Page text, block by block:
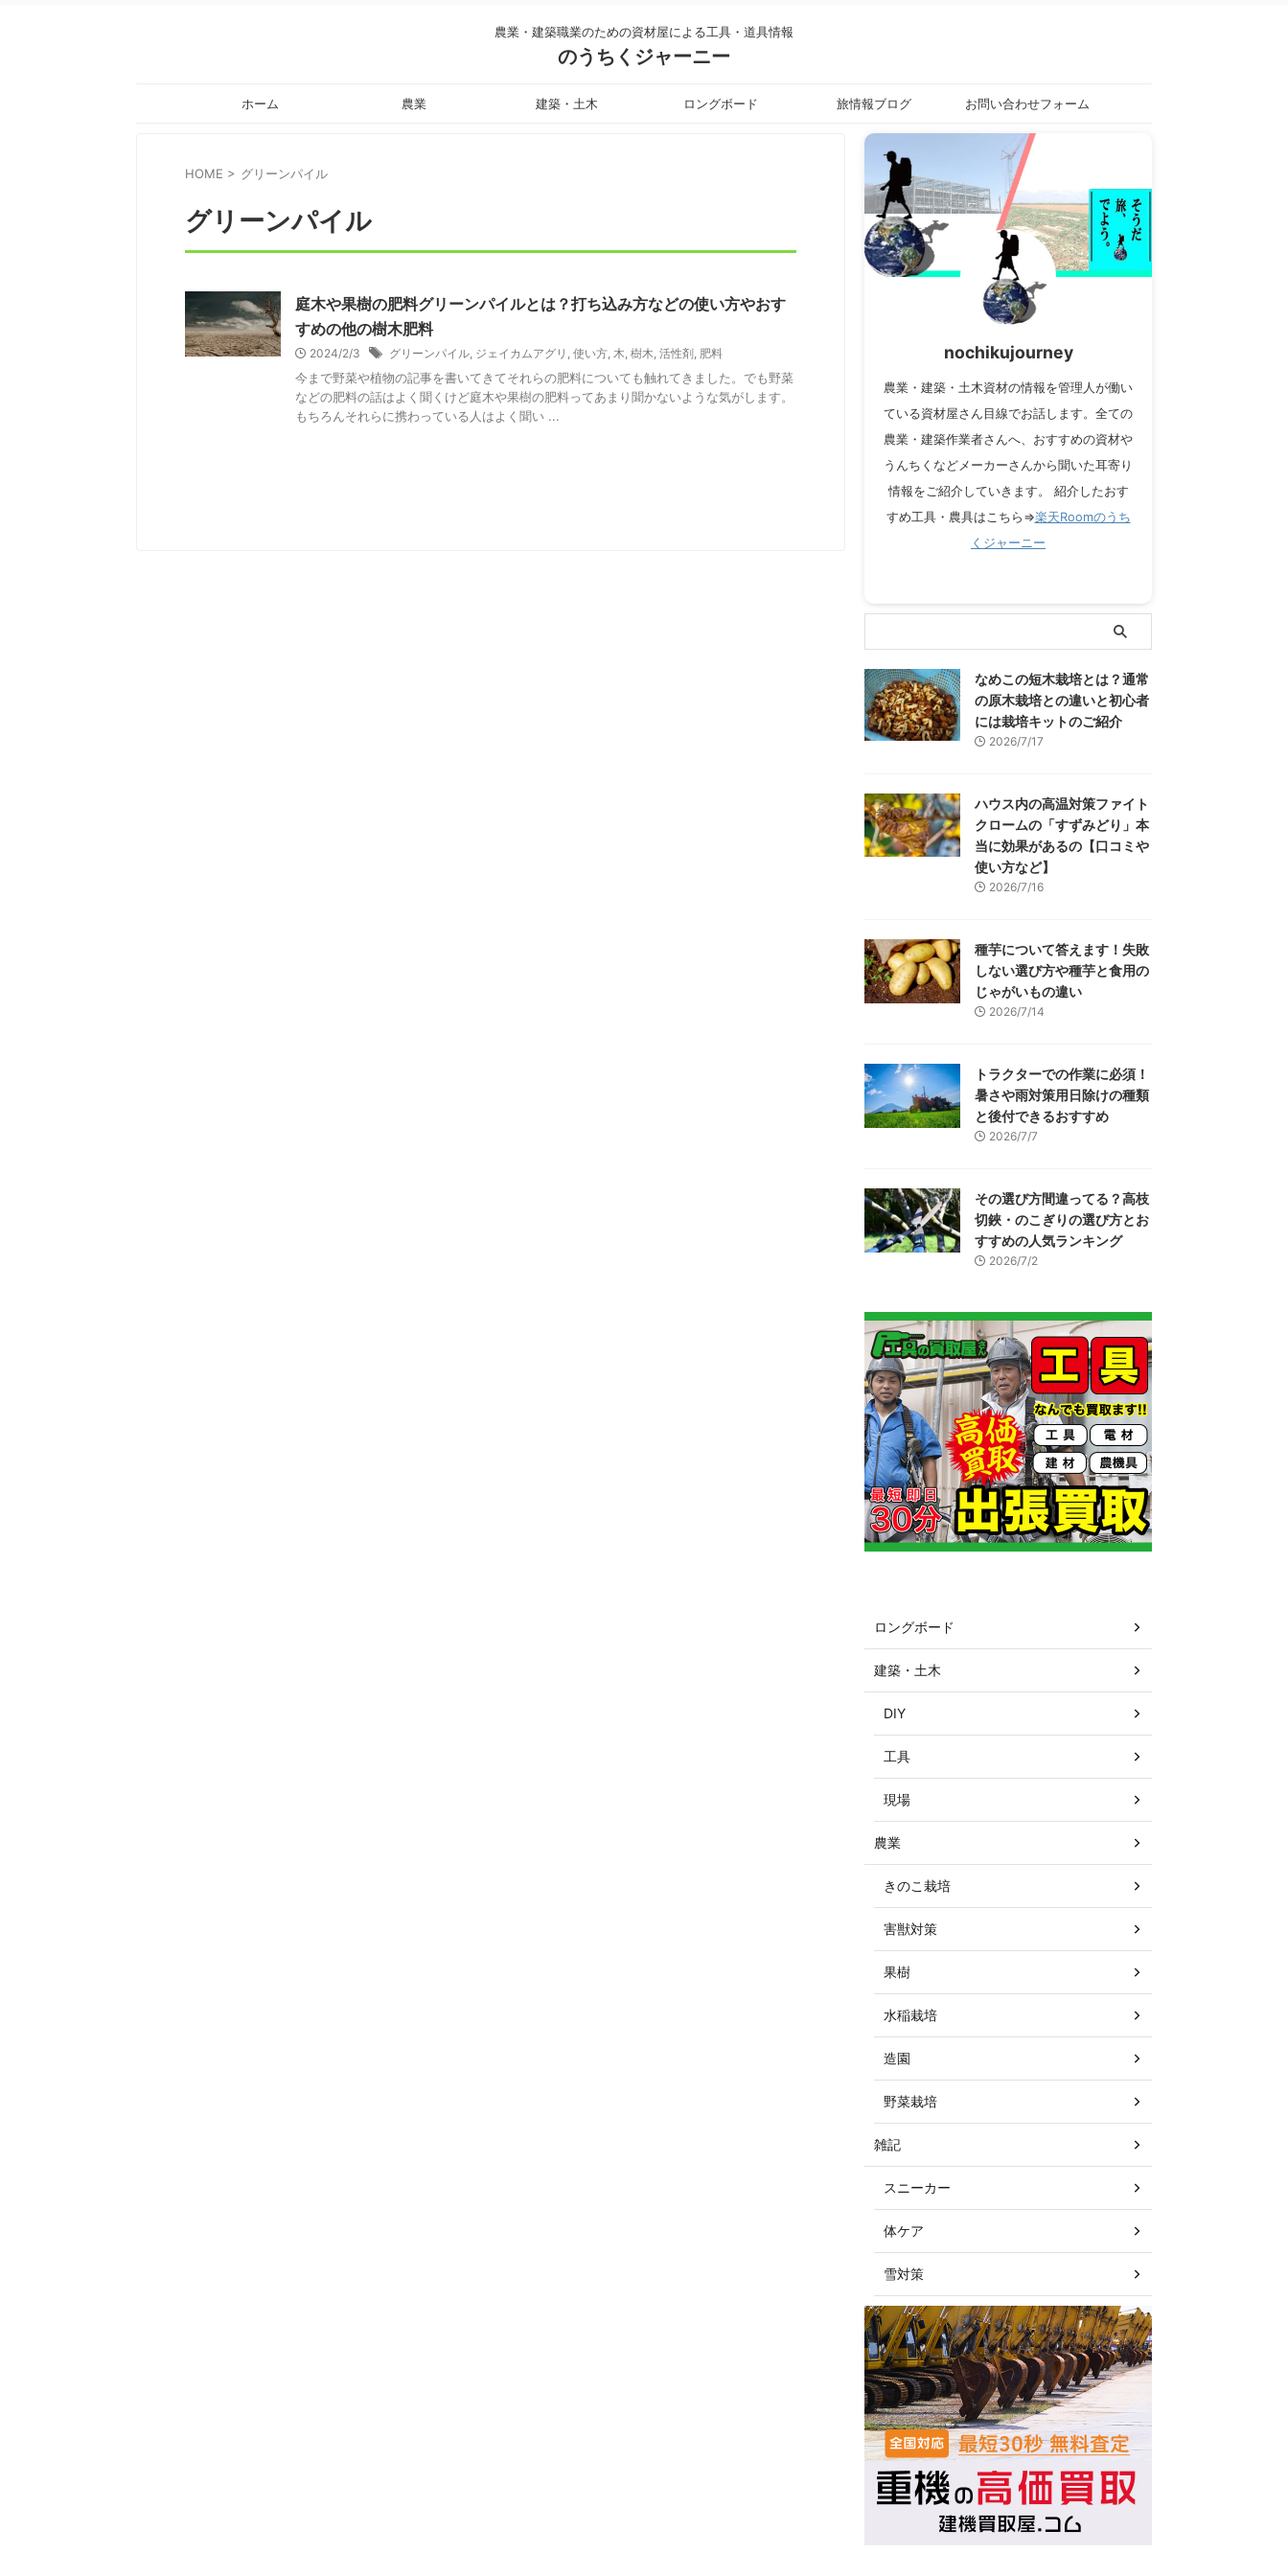
農業・建築職業のための資材屋による工具・道具情報
のうちくジャーニー
ホーム 農業 建築・土木 ロングボード 旅情報ブログ お問い合わせフォーム
HOME > グリーンパイル
グリーンパイル
庭木や果樹の肥料グリーンパイルとは？打ち込み方などの使い方やおす
すめの他の樹木肥料
2024/2/3 グリーンパイル, ジェイカムアグリ , 使い方, 木, 樹木, 活性剤, 肥料
今まで野菜や植物の記事を書いてきてそれらの肥料についても触れてきました。でも野菜
などの肥料の話はよく聞くけど庭木や果樹の肥料ってあまり聞かないような気がします。
もちろんそれらに携わっている人はよく聞い ...
nochikujourney
農業・建築・土木資材の情報を管理人が働い
ている資材屋さん目線でお話します。全ての
農業・建築作業者さんへ、おすすめの資材や
うんちくなどメーカーさんから聞いた耳寄り
情報をご紹介していきます。 紹介したおす
すめ工具・農具はこちら⇒楽天Roomのうち
くジャーニー
なめこの短木栽培とは？通常
の原木栽培との違いと初心者
には栽培キットのご紹介
2026/7/17
ハウス内の高温対策ファイト
クロームの「すずみどり」本
当に効果があるの【口コミや
使い方など】
2026/7/16
種芋について答えます！失敗
しない選び方や種芋と食用の
じゃがいもの違い
2026/7/14
トラクターでの作業に必須！
暑さや雨対策用日除けの種類
と後付できるおすすめ
2026/7/7
その選び方間違ってる？高枝
切鋏・のこぎりの選び方とお
すすめの人気ランキング
2026/7/2
ロングボード
建築・土木
DIY
工具
現場
農業
きのこ栽培
害獣対策
果樹
水稲栽培
造園
野菜栽培
雑記
スニーカー
体ケア
雪対策